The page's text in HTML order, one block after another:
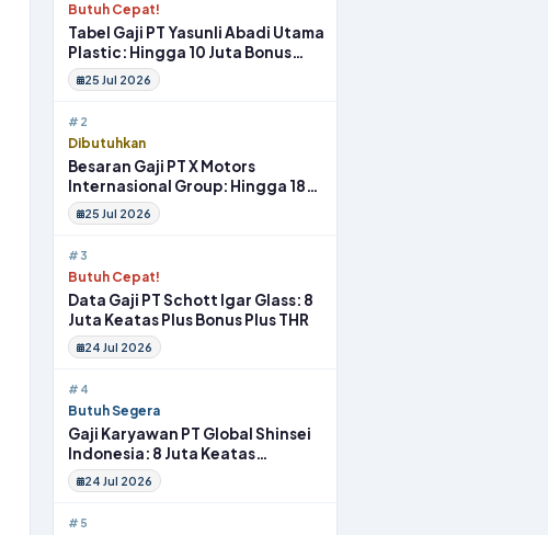
Butuh Cepat!
Tabel Gaji PT Yasunli Abadi Utama
Plastic: Hingga 10 Juta Bonus
Melimpah Lengkap Tunjangan
25 Jul 2026
#2
Dibutuhkan
Besaran Gaji PT X Motors
Internasional Group: Hingga 18
Juta Gym Membership Makan
Siang
25 Jul 2026
#3
Butuh Cepat!
Data Gaji PT Schott Igar Glass: 8
Juta Keatas Plus Bonus Plus THR
24 Jul 2026
#4
Butuh Segera
Gaji Karyawan PT Global Shinsei
Indonesia: 8 Juta Keatas
Tunjangan Komplit Uang
Transport
24 Jul 2026
#5